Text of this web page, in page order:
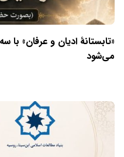
«تابستانهٔ ادیان و عرفان»
می‌شود